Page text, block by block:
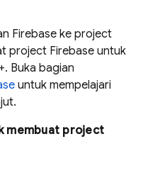
Firebase ke project
project Firebase untuk
Buka bagian
untuk mempelajari
membuat project